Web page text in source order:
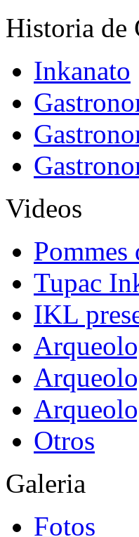
Historia de
Inkanato
Videos
Tupac
IKL
Otros
Galeria
Fotos